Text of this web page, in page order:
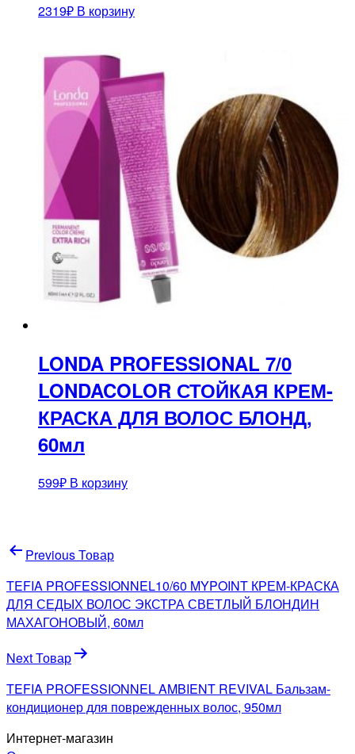
2319₽ В корзину
LONDA PROFESSIONAL 7/0
LONDACOLOR СТОЙКАЯ КРЕМ-
КРАСКА ДЛЯ ВОЛОС БЛОНД,
60мл
599₽ В корзину
Навигация
по
записям
Previous Товар
TEFIA PROFESSIONNEL10/60 MYPOINT КРЕМ-КРАСКА
ДЛЯ СЕДЫХ ВОЛОС ЭКСТРА СВЕТЛЫЙ БЛОНДИН
МАХАГОНОВЫЙ, 60мл
Next Товар
TEFIA PROFESSIONNEL AMBIENT REVIVAL Бальзам-
кондиционер для поврежденных волос, 950мл
Интернет-магазин